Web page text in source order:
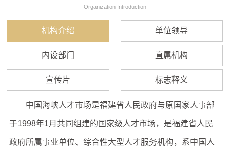
Organization Introduction
机构介绍 单位领导
内设部门 直属机构
宣传片 标志释义
中国海峡人才市场是福建省人民政府与原国家人事部
于1998年1月共同组建的国家级人才市场，是福建省人民
政府所属事业单位、综合性大型人才服务机构，系中国人